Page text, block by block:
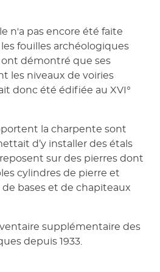
n'a pas encore été faite
fouilles archéologiques
ont démontré que ses
les niveaux de voiries
donc été édifiée au XVI°
la charpente sont
d’y installer des étals
sur des pierres dont
cylindres de pierre et
bases et de chapiteaux
supplémentaire des
depuis 1933.